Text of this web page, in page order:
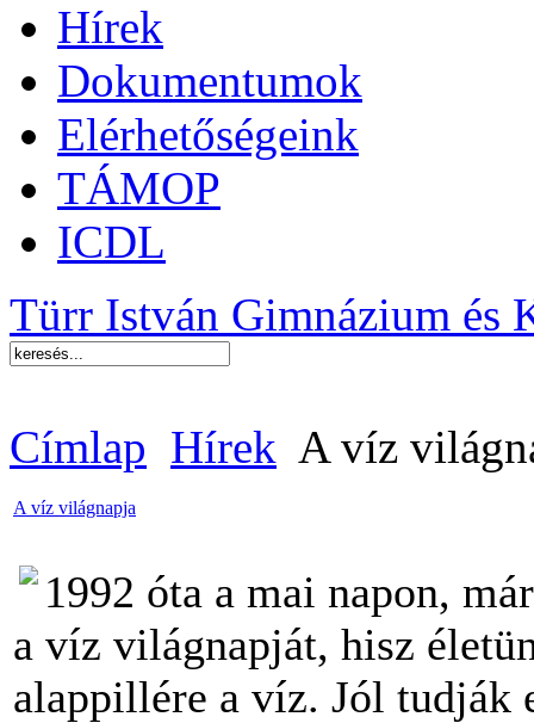
Hírek
Dokumentumok
Elérhetőségeink
TÁMOP
ICDL
Türr István Gimnázium és
Címlap Hírek A víz
A víz világnapja
1992 óta a mai napon,
a víz világnapját, hisz
alappillére a víz. Jól tudják